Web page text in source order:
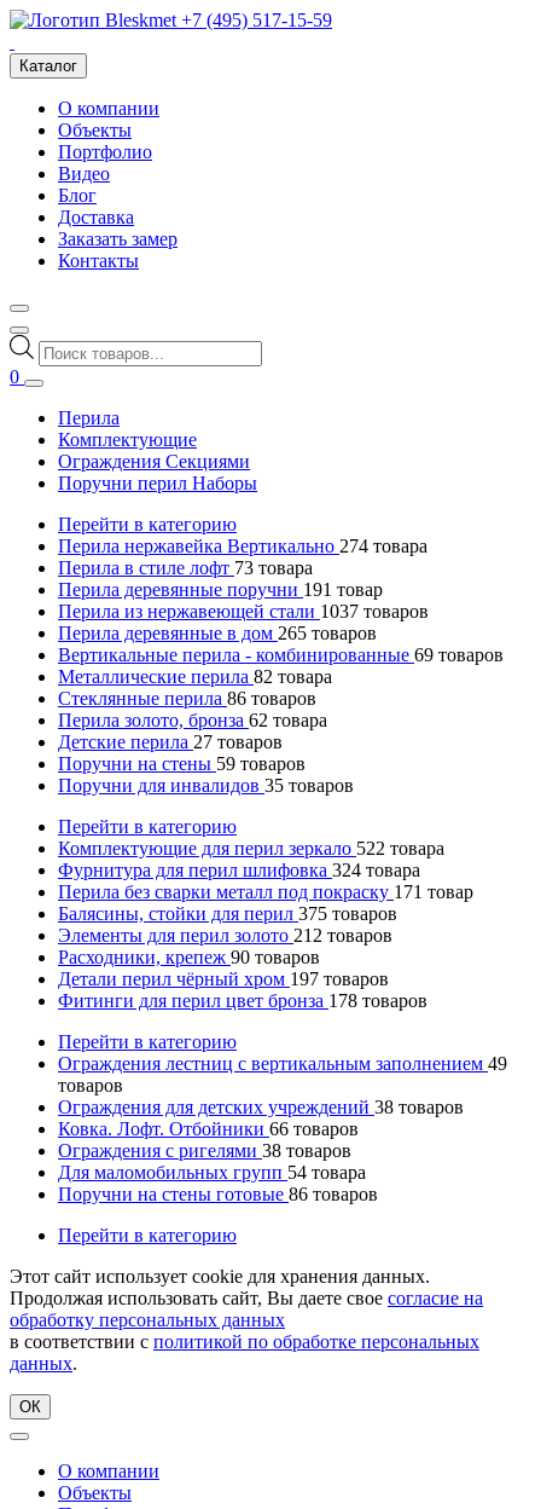
+7 (495) 517-15-59
Каталог
О компании
Объекты
Портфолио
Видео
Блог
Доставка
Заказать замер
Контакты
Поиск
товаров
0
Перила
Комплектующие
Ограждения Секциями
Поручни перил Наборы
Перейти в категорию
Перила нержавейка Вертикально 274 товара
Перила в стиле лофт 73 товара
Перила деревянные поручни 191 товар
Перила из нержавеющей стали 1037 товаров
Перила деревянные в дом 265 товаров
Вертикальные перила - комбинированные 69 товаров
Металлические перила 82 товара
Стеклянные перила 86 товаров
Перила золото, бронза 62 товара
Детские перила 27 товаров
Поручни на стены 59 товаров
Поручни для инвалидов 35 товаров
Перейти в категорию
Комплектующие для перил зеркало 522 товара
Фурнитура для перил шлифовка 324 товара
Перила без сварки металл под покраску 171 товар
Балясины, стойки для перил 375 товаров
Элементы для перил золото 212 товаров
Расходники, крепеж 90 товаров
Детали перил чёрный хром 197 товаров
Фитинги для перил цвет бронза 178 товаров
Перейти в категорию
Ограждения лестниц с вертикальным заполнением 49
товаров
Ограждения для детских учреждений 38 товаров
Ковка. Лофт. Отбойники 66 товаров
Ограждения с ригелями 38 товаров
Для маломобильных групп 54 товара
Поручни на стены готовые 86 товаров
Перейти в категорию
Этот сайт использует cookie для хранения данных.
Продолжая использовать сайт, Вы даете свое согласие на
обработку персональных данных
в соответствии с политикой по обработке персональных
данных.
ОК
О компании
Объекты